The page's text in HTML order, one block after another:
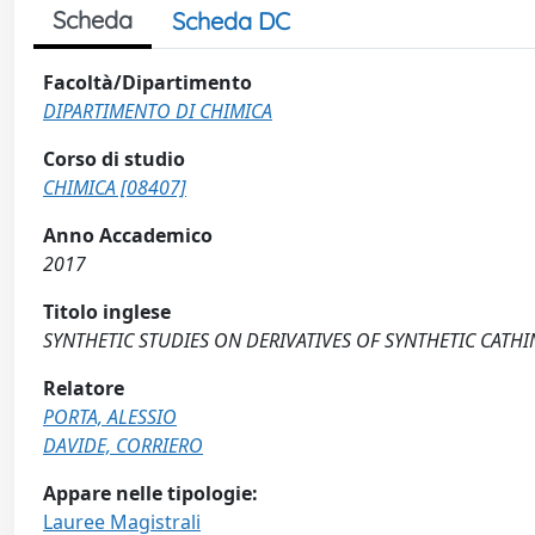
Scheda Scheda DC
Facoltà/Dipartimento
DIPARTIMENTO DI CHIMICA
Corso di studio
CHIMICA [08407]
Anno Accademico
2017
Titolo inglese
SYNTHETIC STUDIES ON DERIVATIVES OF SYNTHETIC
Relatore
PORTA, ALESSIO
DAVIDE, CORRIERO
Appare nelle tipologie:
Lauree Magistrali